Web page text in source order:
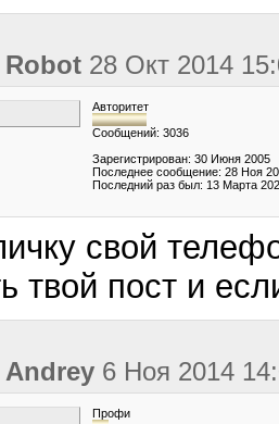
Robot28 Окт 2014
Авторитет
Сообщений: 3036
Зарегистрирован: 30 Июня 2005
Последнее сообщение: 28 Ноя
Последний раз был: 13 Марта
свой
твой пост и
Andrey6 Ноя 2014
Профи